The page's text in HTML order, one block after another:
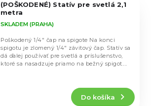
(POŠKODENÉ) Statív pre svetlá 2,1
metra
SKLADEM (PRAHA)
Do košíka
Poškodený 1/4" čap na spigote Na konci
spigotu je zlomený 1/4" závitový čap. Statív sa
dá ďalej používať pre svetlá a príslušenstvo,
ktoré sa nasadzuje priamo na bežný spigot....